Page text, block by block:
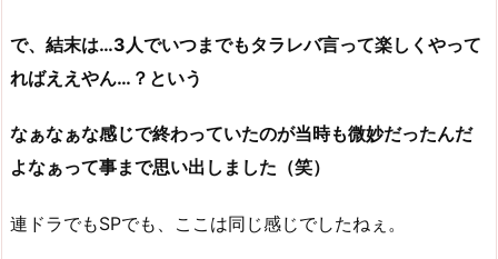
で、結末は…3人でいつまでもタラレバ言って楽しくやって
ればええやん…？という
なぁなぁな感じで終わっていたのが当時も微妙だったんだ
よなぁって事まで思い出しました（笑）
連ドラでもSPでも、ここは同じ感じでしたねぇ。